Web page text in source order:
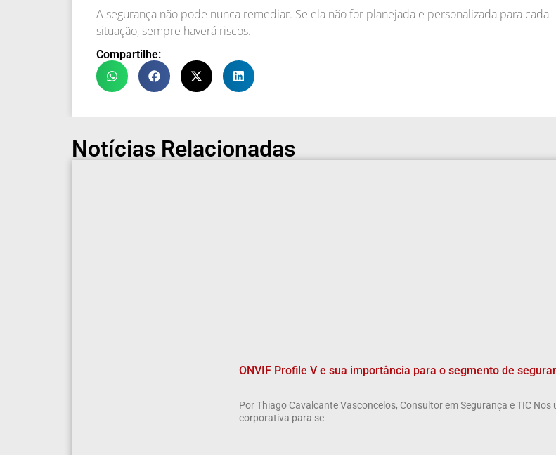
A segurança não pode nunca remediar. Se ela não for planejada e personalizada para cada
situação, sempre haverá riscos.
Compartilhe:
Notícias Relacionadas
ONVIF Profile V e sua importância para o segmento de
Por Thiago Cavalcante Vasconcelos, Consultor em Segurança e TIC
corporativa para se